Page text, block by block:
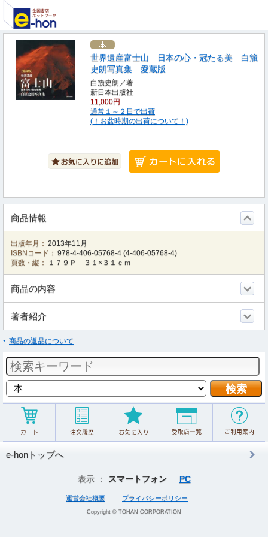
世界遺産富士山 日本の心・冠たる美 白籏
史朗写真集 愛蔵版
白籏史朗／著
新日本出版社
11,000円
通常１～２日で出荷
(！お盆時期の出荷について！)
商品情報
出版年月： 2013年11月
ISBNコード： 978-4-406-05768-4 (4-406-05768-4)
頁数・縦：
１７９Ｐ ３１×３１ｃｍ
商品の内容
著者紹介
商品の返品について
e-honトップへ
表示 ： スマートフォン PC
運営会社概要 プライバシーポリシー
Copyright © TOHAN CORPORATION